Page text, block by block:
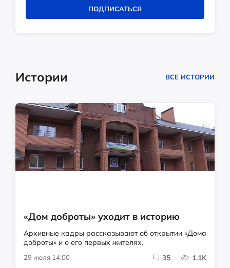
ПОДПИСАТЬСЯ
Истории ВСЕ ИСТОРИИ
«Дом доброты» уходит в историю
Архивные кадры рассказывают об открытии «Дома
доброты» и о его первых жителях.
29 июля 14:00 35 1.1K